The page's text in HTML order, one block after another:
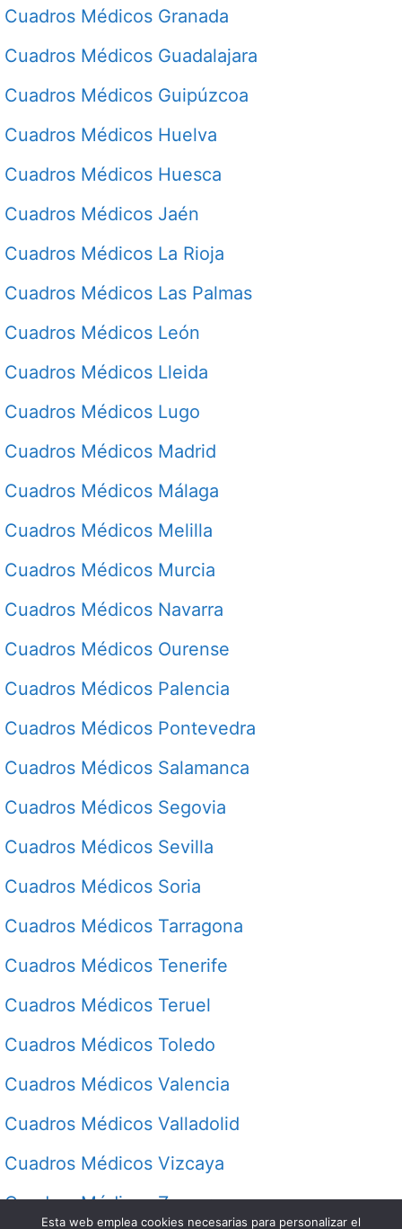
Cuadros Médicos Granada
Cuadros Médicos Guadalajara
Cuadros Médicos Guipúzcoa
Cuadros Médicos Huelva
Cuadros Médicos Huesca
Cuadros Médicos Jaén
Cuadros Médicos La Rioja
Cuadros Médicos Las Palmas
Cuadros Médicos León
Cuadros Médicos Lleida
Cuadros Médicos Lugo
Cuadros Médicos Madrid
Cuadros Médicos Málaga
Cuadros Médicos Melilla
Cuadros Médicos Murcia
Cuadros Médicos Navarra
Cuadros Médicos Ourense
Cuadros Médicos Palencia
Cuadros Médicos Pontevedra
Cuadros Médicos Salamanca
Cuadros Médicos Segovia
Cuadros Médicos Sevilla
Cuadros Médicos Soria
Cuadros Médicos Tarragona
Cuadros Médicos Tenerife
Cuadros Médicos Teruel
Cuadros Médicos Toledo
Cuadros Médicos Valencia
Cuadros Médicos Valladolid
Cuadros Médicos Vizcaya
Cuadros Médicos Zamora
Esta web emplea cookies necesarias para personalizar el